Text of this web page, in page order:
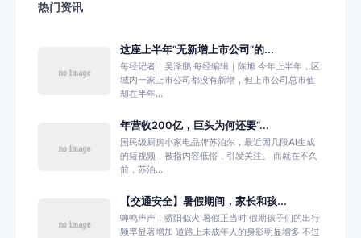
热门资讯
这座上半年“无新增上市公司”的...
每经记者｜吴泽鹏 每经编辑｜陈旭 今年上半年，区
域内一家上市公司都没有新增，但上市公司总市值
却在半年...
年营收200亿，巨头为何还要“...
国民级厨房小家电品牌苏泊尔，最近因几段AI生成
的短视频，被指内容低俗，引发关注。 而就在不久
前，苏泊...
【交通安全】暑假期间，家长和孩...
蝉鸣声声，骄阳似火 暑假正当时 假期孩子们的出行
频率显著增加 道路上未成年人的身影明显增多 不过